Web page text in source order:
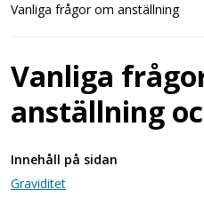
Vanliga frågor om anställning
Vanliga
anställning
Innehåll på sidan
Graviditet